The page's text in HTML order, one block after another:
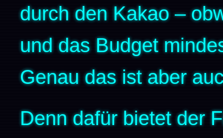
durch den Kakao –
und das Budget
Genau das ist aber
Denn dafür bietet der